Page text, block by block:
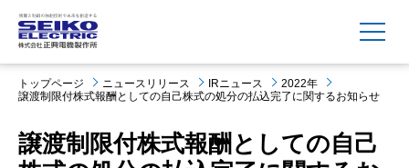
MENU
トップページ ニュースリリース IRニュース
2022年
譲渡制限付株式報酬としての自己株式の処分の払込完了に関するお知らせ
譲渡制限付株式報酬としての自己